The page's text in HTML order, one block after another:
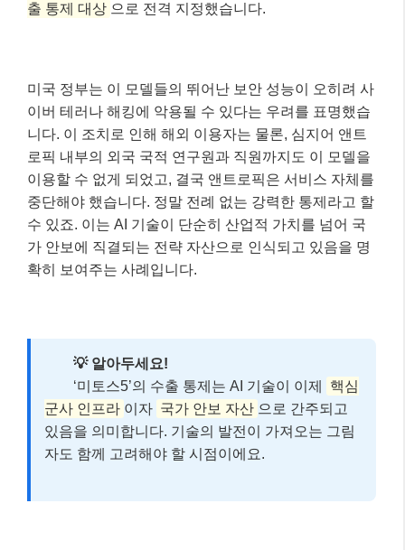
출 통제 대상 으로 전격 지정했습니다.
미국 정부는 이 모델들의 뛰어난 보안 성능이 오히려 사
이버 테러나 해킹에 악용될 수 있다는 우려를 표명했습
니다. 이 조치로 인해 해외 이용자는 물론, 심지어 앤트
로픽 내부의 외국 국적 연구원과 직원까지도 이 모델을
이용할 수 없게 되었고, 결국 앤트로픽은 서비스 자체를
중단해야 했습니다. 정말 전례 없는 강력한 통제라고 할
수 있죠. 이는 AI 기술이 단순히 산업적 가치를 넘어 국
가 안보에 직결되는 전략 자산으로 인식되고 있음을 명
확히 보여주는 사례입니다.
💡 알아두세요!
‘미토스5’의 수출 통제는 AI 기술이 이제
핵심
군사 인프라 이자 국가 안보 자산 으로 간주되고
있음을 의미합니다. 기술의 발전이 가져오는 그림
자도 함께 고려해야 할 시점이에요.